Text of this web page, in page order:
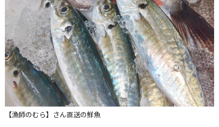
【漁師のむら】さん直送の鮮魚